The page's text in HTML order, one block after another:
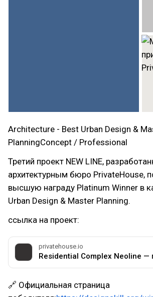
Architecture - Best Urban Design &
PlanningConcept / Professional
Третий проект NEW LINE,
архитектурным бюро PrivateHouse,
высшую награду Platinum Winner в
Urban Design & Master Planning.
ссылка на проект:
privatehouse.io
🔗 Официальная страница